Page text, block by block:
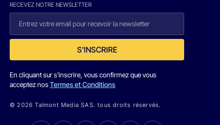
RECEVEZ NOTRE NEWSLETTER
S'INSCRIRE
En cliquant sur s'inscrire, vous confirmez que vous
acceptez nosTermes et Conditions
© 2026 Talmont Media SAS. tous droits réservés.